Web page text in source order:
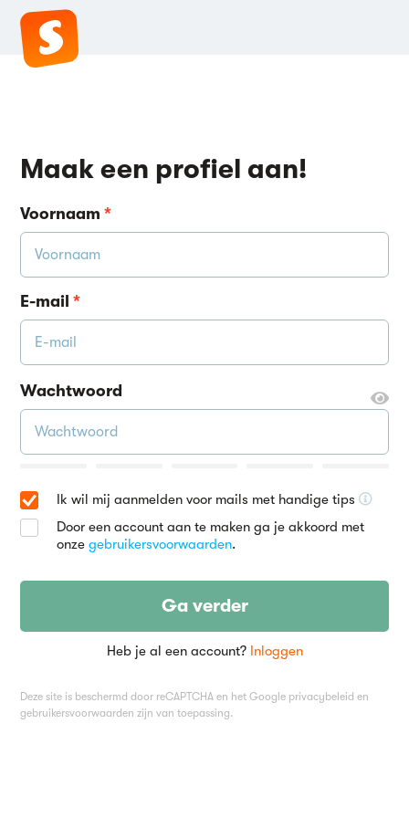
Maak een profiel aan!
Voornaam*
E-mail*
Wachtwoord
Ik wil mij aanmelden voor mails met handige tips
Door een account aan te maken ga je akkoord met
onzegebruikersvoorwaarden.
Deze site is beschermd door reCAPTCHA en het Google privacybeleid en
gebruikersvoorwaarden zijn van toepassing.
Ga verder
Heb je al een account? Inloggen